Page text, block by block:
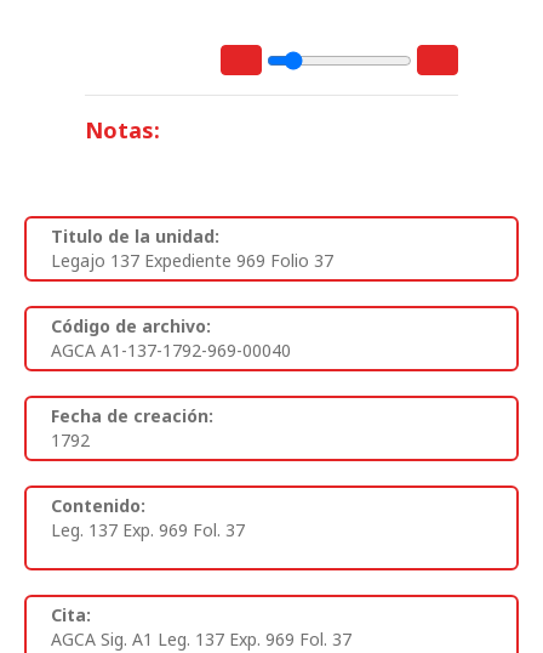
Notas:
Titulo de la unidad:
Legajo 137 Expediente 969 Folio 37
Código de archivo:
AGCA A1-137-1792-969-00040
Fecha de creación:
1792
Contenido:
Leg. 137 Exp. 969 Fol. 37
Cita:
AGCA Sig. A1 Leg. 137 Exp. 969 Fol. 37